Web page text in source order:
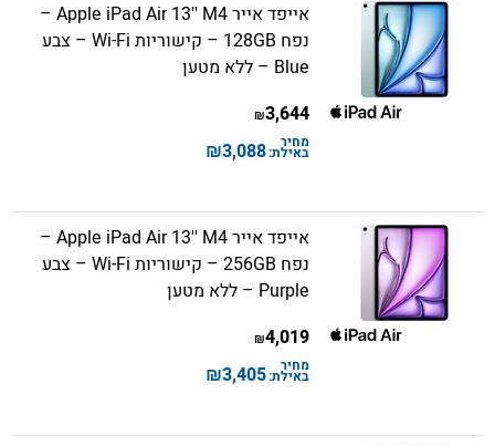
אייפד אייר Apple iPad Air 13'' M4 –
נפח 128GB – קישוריות Wi-Fi – צבע
Blue – ללא מטען
3,644
₪
מחיר
באילת:3,088
₪
אייפד אייר Apple iPad Air 13'' M4 –
נפח 256GB – קישוריות Wi-Fi – צבע
Purple – ללא מטען
4,019
₪
מחיר
באילת:3,405
₪